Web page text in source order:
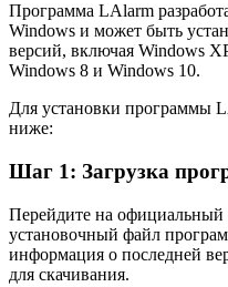
Программа LAlarm
Windows и может быть
версий, включая Windows
Windows 8 и Windows 10.
Для установки программы
ниже:
Шаг 1: Загрузка
Перейдите на официальный
установочный файл
информация о последней
для скачивания.